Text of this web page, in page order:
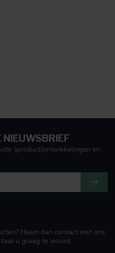
Neem dan contact met ons
u graag te woord.
NIEUWSBRIEF
(product)ontwikkelingen en